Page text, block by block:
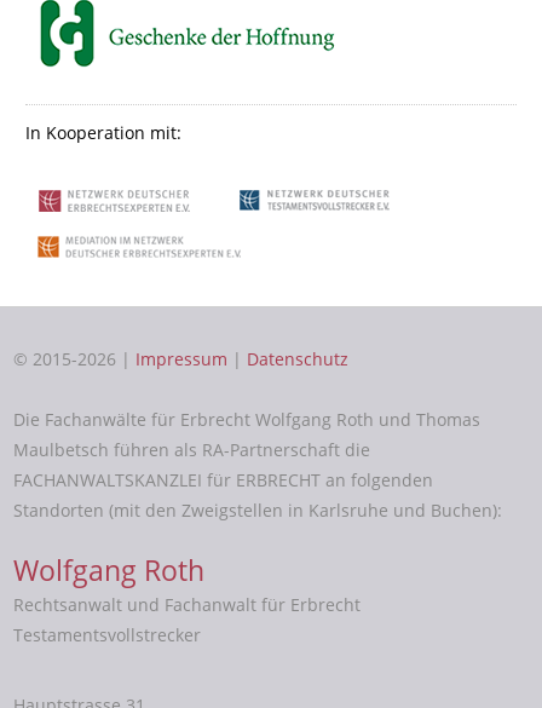
In Kooperation mit:
© 2015-2026 | Impressum | Datenschutz
Die Fachanwälte für Erbrecht Wolfgang Roth und Thomas
Maulbetsch führen als RA-Partnerschaft die
FACHANWALTSKANZLEI für ERBRECHT an folgenden
Standorten (mit den Zweigstellen in Karlsruhe und Buchen):
Wolfgang Roth
Rechtsanwalt und Fachanwalt für Erbrecht
Testamentsvollstrecker